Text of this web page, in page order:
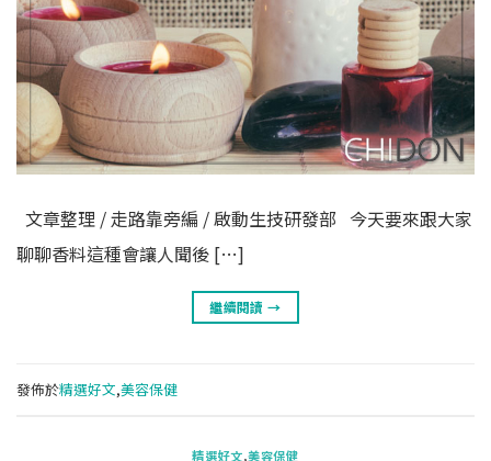
文章整理 / 走路靠旁編 / 啟動生技研發部 今天要來跟大家
聊聊香料這種會讓人聞後 […]
繼續閱讀→
發佈於精選好文,美容保健
精選好文,美容保健